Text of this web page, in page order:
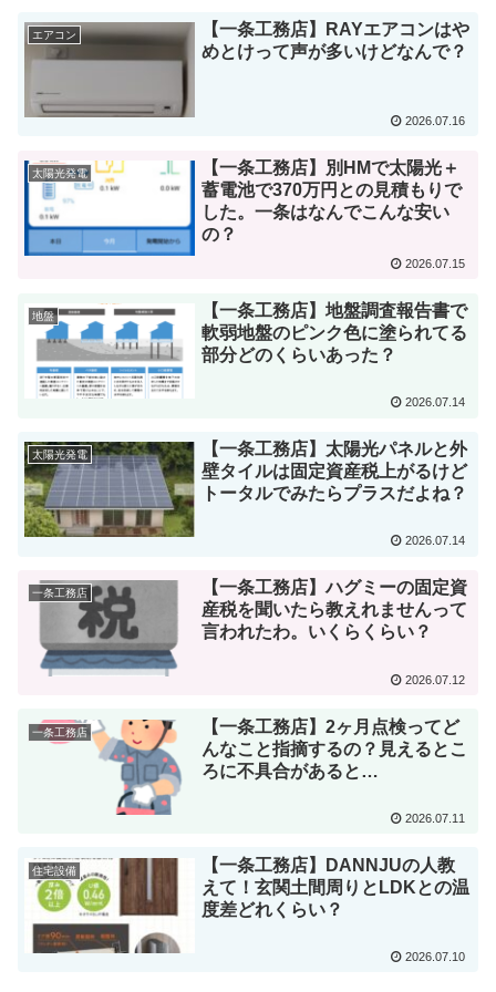
エアコン
【一条工務店】RAYエアコンはや
めとけって声が多いけどなんで？
2026.07.16
太陽光発電
【一条工務店】別HMで太陽光＋
蓄電池で370万円との見積もりで
した。一条はなんでこんな安い
の？
2026.07.15
地盤
【一条工務店】地盤調査報告書で
軟弱地盤のピンク色に塗られてる
部分どのくらいあった？
2026.07.14
太陽光発電
【一条工務店】太陽光パネルと外
壁タイルは固定資産税上がるけど
トータルでみたらプラスだよね？
2026.07.14
一条工務店
【一条工務店】ハグミーの固定資
産税を聞いたら教えれませんって
言われたわ。いくらくらい？
2026.07.12
一条工務店
【一条工務店】2ヶ月点検ってど
んなこと指摘するの？見えるとこ
ろに不具合があると…
2026.07.11
住宅設備
【一条工務店】DANNJUの人教
えて！玄関土間周りとLDKとの温
度差どれくらい？
2026.07.10